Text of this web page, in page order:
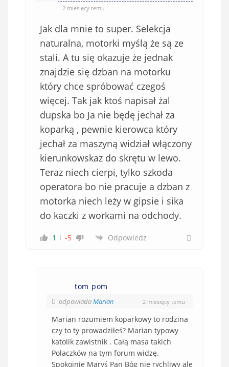
2 miesięcy temu
Jak dla mnie to super. Selekcja
naturalna, motorki myślą że są ze
stali. A tu się okazuje że jednak
znajdzie się dzban na motorku
który chce spróbować czegoś
więcej. Tak jak ktoś napisał żal
dupska bo Ja nie będę jechał za
koparką , pewnie kierowca który
jechał za maszyną widział włączony
kierunkowskaz do skrętu w lewo.
Teraz niech cierpi, tylko szkoda
operatora bo nie pracuje a dzban z
motorka niech leży w gipsie i sika
do kaczki z workami na odchody.
1 -5 Odpowiedz
tom pom
odpowiadaMarian 2 miesięcy temu
Marian rozumiem koparkowy to rodzina
czy to ty prowadziłeś? Marian typowy
katolik zawistnik . Całą masa takich
Polaczków na tym forum widzę.
Spokojnie Maryś Pan Bóg nie rychliwy ale